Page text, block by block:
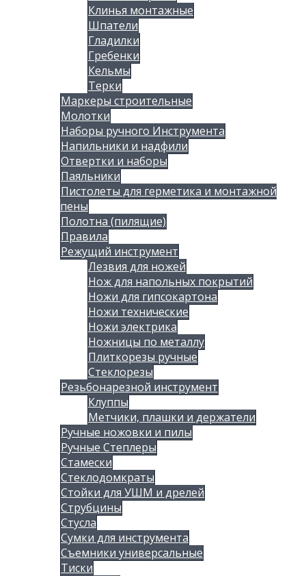
Клинья монтажные
Шпатели
Гладилки
Гребенки
Кельмы
Терки
Маркеры строительные
Молотки
Наборы ручного Инструмента
Напильники и надфили
Отвертки и наборы
Паяльники
Пистолеты для герметика и монтажной
пены
Полотна (пилящие)
Правила
Режущий инструмент
Лезвия для ножей
Нож для напольных покрытий
Ножи для гипсокартона
Ножи технические
Ножи электрика
Ножницы по металлу
Плиткорезы ручные
Стеклорезы
Резьбонарезной инструмент
Клуппы
Метчики, плашки и держатели
Ручные ножовки и пилы
Ручные Степлеры
Стамески
Стеклодомкраты
Стойки для УШМ и дрелей
Струбцины
Стусла
Сумки для инструмента
Съемники универсальные
Тиски